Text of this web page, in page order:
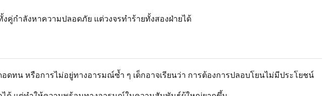
กำลังหาความปลอดภัย แต่วงจรทำร้ายทั้งสองฝ่ายได้
ทน หรือการไม่อยู่ทางอารมณ์ซ้ำ ๆ เด็กอาจเรียนว่า การต้องการปลอบโยนไม่มีประโยชน์